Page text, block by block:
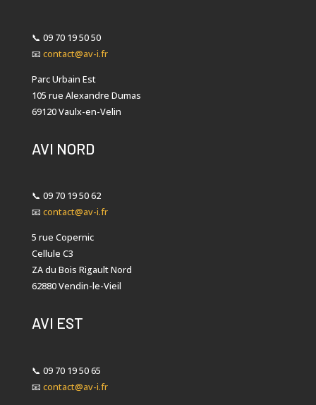
📞 09 70 19 50 50
📧 contact@av-i.fr
Parc Urbain Est
105 rue Alexandre Dumas
69120 Vaulx-en-Velin
AVI NORD
📞 09 70 19 50 62
📧 contact@av-i.fr
5 rue Copernic
Cellule C3
ZA du Bois Rigault Nord
62880 Vendin-le-Vieil
AVI EST
📞 09 70 19 50 65
📧 contact@av-i.fr